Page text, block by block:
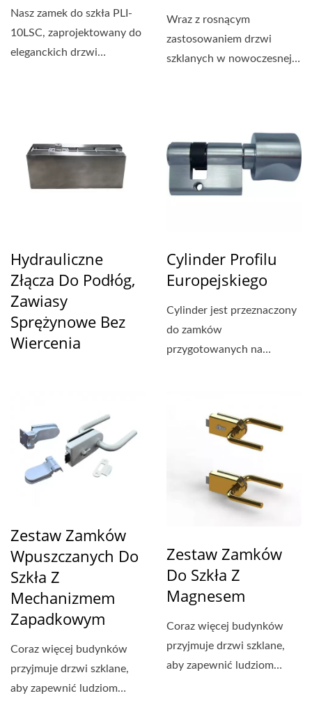
Nasz zamek do szkła PLI-
10LSC, zaprojektowany do
eleganckich drzwi
Wraz z rosnącym
zastosowaniem drzwi
szklanych w nowoczesnej
Hydrauliczne
Złącza Do Podłóg,
Zawiasy
Sprężynowe Bez
Wiercenia
Cylinder Profilu
Europejskiego
Cylinder jest przeznaczony
do zamków
przygotowanych na
Zestaw Zamków
Wpuszczanych Do
Szkła Z
Mechanizmem
Zapadkowym
Coraz więcej budynków
przyjmuje drzwi szklane,
aby zapewnić ludziom
Zestaw Zamków
Do Szkła Z
Magnesem
Coraz więcej budynków
przyjmuje drzwi szklane,
aby zapewnić ludziom